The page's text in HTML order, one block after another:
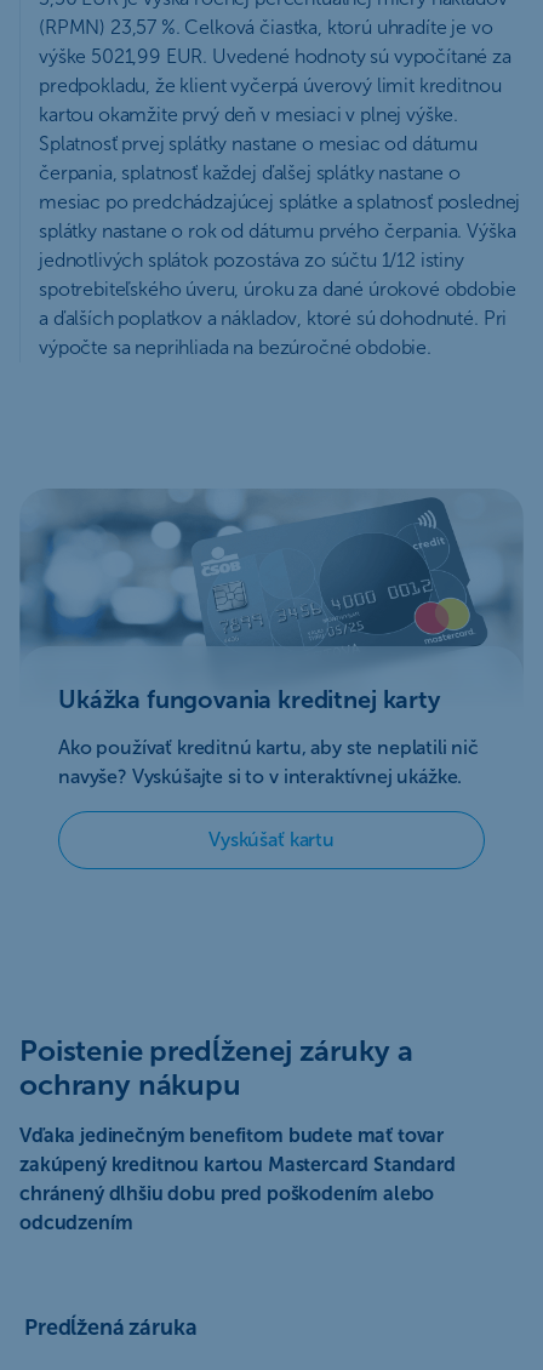
(RPMN) 23,57 %. Celková čiastka, ktorú uhradíte je vo
výške 5021,99 EUR. Uvedené hodnoty sú vypočítané za
predpokladu, že klient vyčerpá úverový limit kreditnou
kartou okamžite prvý deň v mesiaci v plnej výške.
Splatnosť prvej splátky nastane o mesiac od dátumu
čerpania, splatnosť každej ďalšej splátky nastane o
mesiac po predchádzajúcej splátke a splatnosť poslednej
splátky nastane o rok od dátumu prvého čerpania. Výška
jednotlivých splátok pozostáva zo súčtu 1/12 istiny
spotrebiteľského úveru, úroku za dané úrokové obdobie
a ďalších poplatkov a nákladov, ktoré sú dohodnuté. Pri
výpočte sa neprihliada na bezúročné obdobie.
Ukážka fungovania kreditnej karty
Ako používať kreditnú kartu, aby ste neplatili nič
navyše? Vyskúšajte si to v interaktívnej ukážke.
Vyskúšať kartu
Poistenie predĺženej záruky a
ochrany nákupu
Vďaka jedinečným benefitom budete mať tovar
zakúpený kreditnou kartou Mastercard Standard
chránený dlhšiu dobu pred poškodením alebo
odcudzením
Predĺžená záruka